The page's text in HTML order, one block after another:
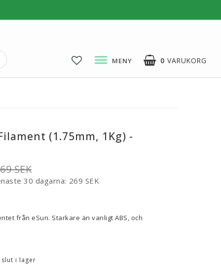
0 VARUKORG
MENY
Visa alla
(1.75mm, 1Kg) -
SEK
30 dagarna 269 SEK
från eSun. Starkare än vanligt ABS, och
i lager